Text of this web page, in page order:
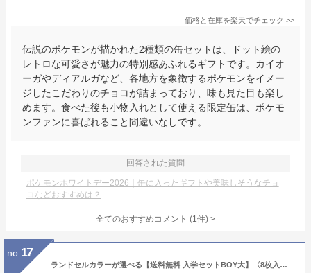
価格と在庫を楽天でチェック >>
伝説のポケモンが描かれた2種類の缶セットは、ドット絵の
レトロな可愛さが魅力の特別感あふれるギフトです。カイオ
ーガやディアルガなど、各地方を象徴するポケモンをイメー
ジしたこだわりのチョコが詰まっており、味も見た目も楽し
めます。食べた後も小物入れとして使える限定缶は、ポケモ
ンファンに喜ばれること間違いなしです。
回答された質問
ポケモンホワイトデー2026｜缶に入ったギフトや美味しそうなチョ
コなどおすすめは？
全てのおすすめコメント (1件) >
no. 17
ランドセルカラーが選べる【送料無料 入学セットBOY大】〈8枚入り〉 男の子用 入学祝い 卒業祝い 卒園祝い アイシングクッキー クッキー ギフト 詰め合わせ 名入れ 文字入れ メッセージ かわいい お菓子 プチギフト クッキー ギフト アイシングクッキーleap